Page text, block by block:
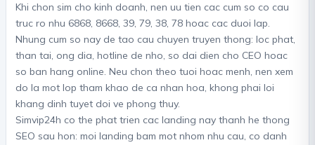
Khi chon sim cho kinh doanh, nen uu tien cac cum so co cau
truc ro nhu 6868, 8668, 39, 79, 38, 78 hoac cac duoi lap.
Nhung cum so nay de tao cau chuyen truyen thong: loc phat,
than tai, ong dia, hotline de nho, so dai dien cho CEO hoac
so ban hang online. Neu chon theo tuoi hoac menh, nen xem
do la mot lop tham khao de ca nhan hoa, khong phai loi
khang dinh tuyet doi ve phong thuy.
Simvip24h co the phat trien cac landing nay thanh he thong
SEO sau hon: moi landing bam mot nhom nhu cau, co danh